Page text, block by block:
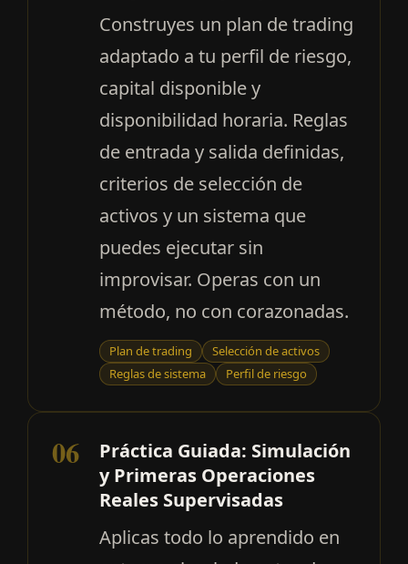
Construyes un plan de trading
adaptado a tu perfil de riesgo,
capital disponible y
disponibilidad horaria. Reglas
de entrada y salida definidas,
criterios de selección de
activos y un sistema que
puedes ejecutar sin
improvisar. Operas con un
método, no con corazonadas.
Plan de trading
Selección de activos
Reglas de sistema
Perfil de riesgo
06
Práctica Guiada: Simulación
y Primeras Operaciones
Reales Supervisadas
Aplicas todo lo aprendido en